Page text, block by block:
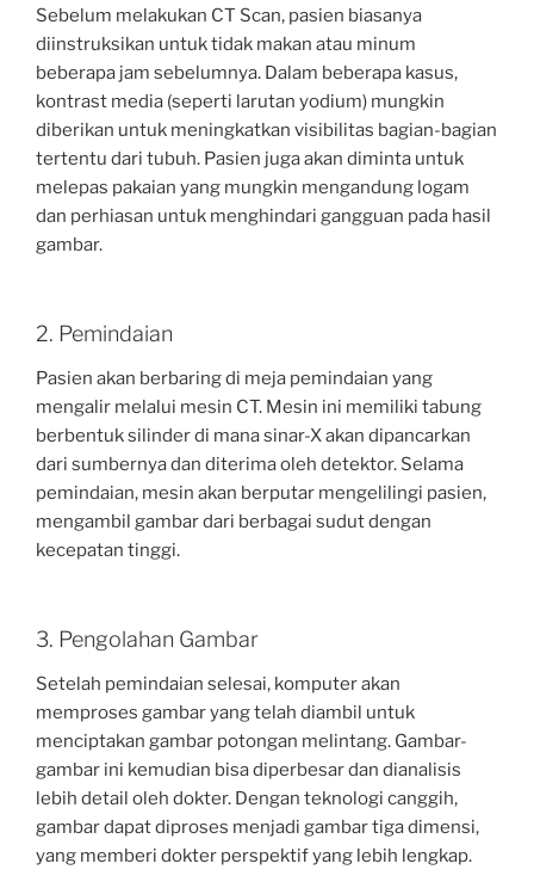
Sebelum melakukan CT Scan, pasien biasanya
diinstruksikan untuk tidak makan atau minum
beberapa jam sebelumnya. Dalam beberapa kasus,
kontrast media (seperti larutan yodium) mungkin
diberikan untuk meningkatkan visibilitas bagian-bagian
tertentu dari tubuh. Pasien juga akan diminta untuk
melepas pakaian yang mungkin mengandung logam
dan perhiasan untuk menghindari gangguan pada hasil
gambar.
2. Pemindaian
Pasien akan berbaring di meja pemindaian yang
mengalir melalui mesin CT. Mesin ini memiliki tabung
berbentuk silinder di mana sinar-X akan dipancarkan
dari sumbernya dan diterima oleh detektor. Selama
pemindaian, mesin akan berputar mengelilingi pasien,
mengambil gambar dari berbagai sudut dengan
kecepatan tinggi.
3. Pengolahan Gambar
Setelah pemindaian selesai, komputer akan
memproses gambar yang telah diambil untuk
menciptakan gambar potongan melintang. Gambar-
gambar ini kemudian bisa diperbesar dan dianalisis
lebih detail oleh dokter. Dengan teknologi canggih,
gambar dapat diproses menjadi gambar tiga dimensi,
yang memberi dokter perspektif yang lebih lengkap.